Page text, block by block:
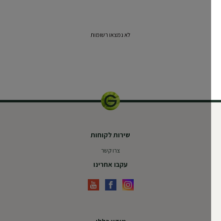
לא נמצאו רשומות
שירות לקוחות
צרו קשר
עקבו אחרינו